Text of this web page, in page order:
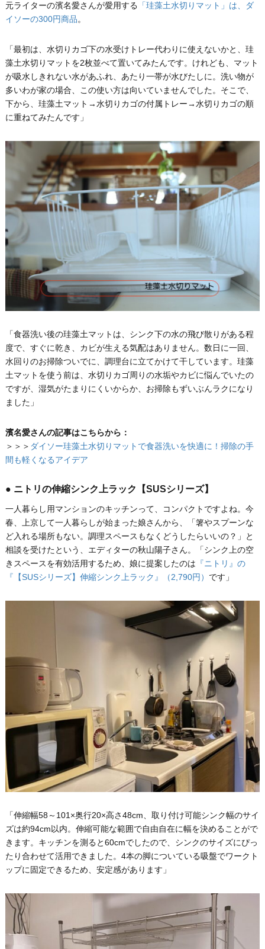
元ライターの濱名愛さんが愛用する 「珪藻土水切りマット」は、ダ
イソーの300円商品。
「最初は、水切りカゴ下の水受けトレー代わりに使えないかと、珪
藻土水切りマットを2枚並べて置いてみたんです。けれども、マット
が吸水しきれない水があふれ、あたり一帯が水びたしに。洗い物が
多いわが家の場合、この使い方は向いていませんでした。そこで、
下から、珪藻土マット→水切りカゴの付属トレー→水切りカゴの順
に重ねてみたんです」
「食器洗い後の珪藻土マットは、シンク下の水の飛び散りがある程
度で、すぐに乾き、カビが生える気配はありません。数日に一回、
水回りのお掃除ついでに、調理台に立てかけて干しています。珪藻
土マットを使う前は、水切りカゴ周りの水垢やカビに悩んでいたの
ですが、湿気がたまりにくいからか、お掃除もずいぶんラクになり
ました」
濱名愛さんの記事はこちらから：
＞＞＞ ダイソー珪藻土水切りマットで食器洗いを快適に！掃除の手
間も軽くなるアイデア
● ニトリの伸縮シンク上ラック【SUSシリーズ】
一人暮らし用マンションのキッチンって、コンパクトですよね。今
春、上京して一人暮らしが始まった娘さんから、「箸やスプーンな
ど入れる場所もない。調理スペースもなくどうしたらいいの？」と
相談を受けたという、エディターの秋山陽子さん。「シンク上の空
きスペースを有効活用するため、娘に提案したのは 『ニトリ』の
『【SUSシリーズ】伸縮シンク上ラック』（2,790円） です」
「伸縮幅58～101×奥行20×高さ48cm、取り付け可能シンク幅のサイ
ズは約94cm以内。伸縮可能な範囲で自由自在に幅を決めることがで
きます。キッチンを測ると60cmでしたので、シンクのサイズにぴっ
たり合わせて活用できました。4本の脚についている吸盤でワークト
ップに固定できるため、安定感があります」